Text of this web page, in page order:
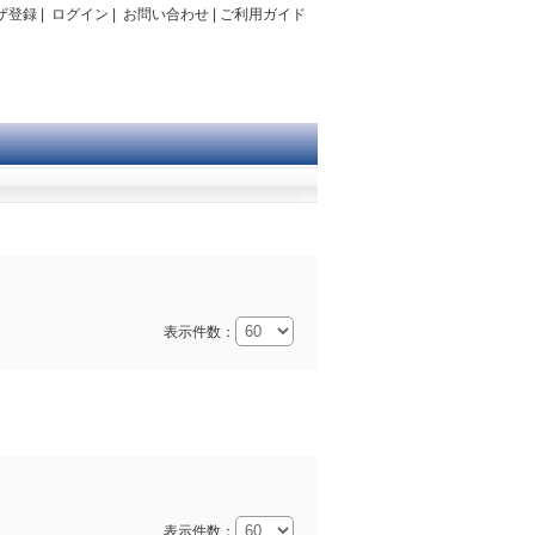
登録 ログイン お問い合わせ ご利用ガイド
表示件数：
表示件数：